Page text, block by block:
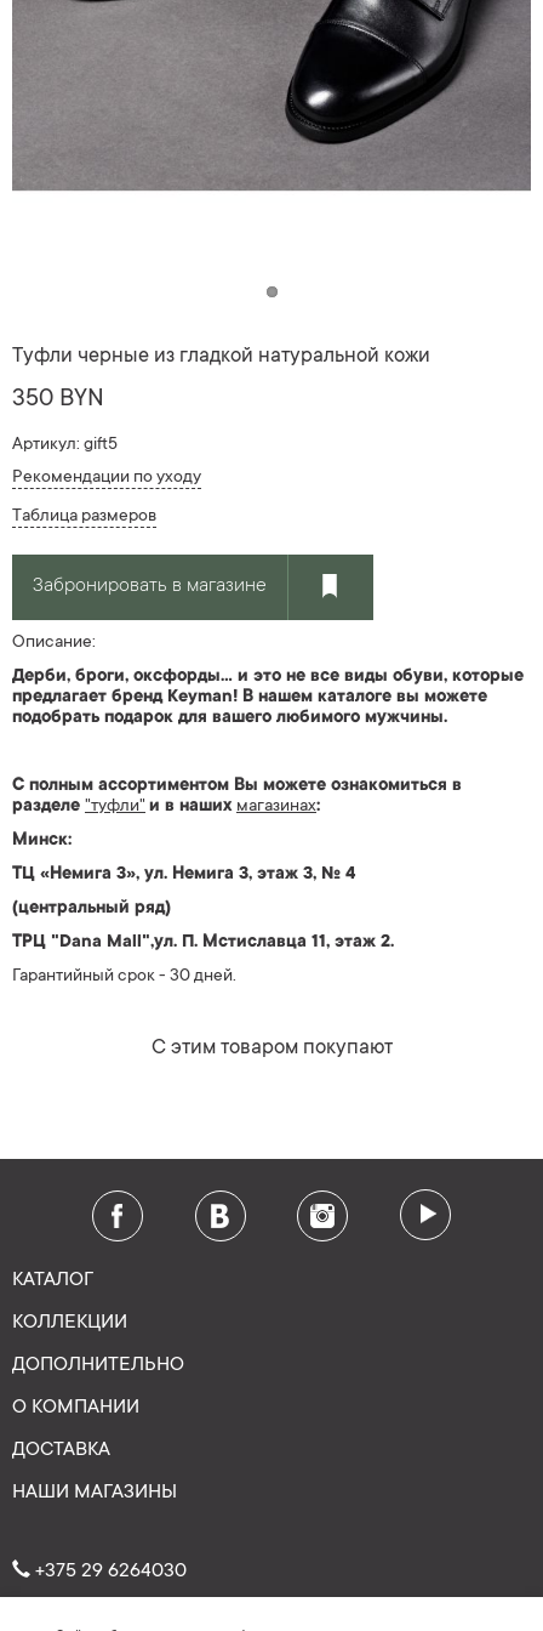
Туфли черные из гладкой натуральной кожи
350 BYN
Артикул: gift5
Рекомендации по уходу
Таблица размеров
Забронировать в магазине
Описание:
Дерби, броги, оксфорды... и это не все виды обуви, которые
предлагает бренд Keyman! В нашем каталоге вы можете
подобрать подарок для вашего любимого мужчины.
С полным ассортиментом Вы можете ознакомиться в
разделе "туфли" и в наших магазинах:
Минск:
ТЦ «Немига 3», ул. Немига 3, этаж 3, № 4
(центральный ряд)
ТРЦ "Dana Mall",ул. П. Мстиславца 11, этаж 2.
Гарантийный срок - 30 дней.
С этим товаром покупают
КАТАЛОГ
КОЛЛЕКЦИИ
ДОПОЛНИТЕЛЬНО
О КОМПАНИИ
ДОСТАВКА
НАШИ МАГАЗИНЫ
+375 29 6264030